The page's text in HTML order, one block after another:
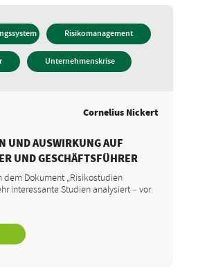
Risikomanagement
Unternehmenskrise
Cornelius Nickert
UND AUSWIRKUNG AUF
UND GESCHÄFTSFÜHRER
dem Dokument „Risikostudien
interessante Studien analysiert – vor